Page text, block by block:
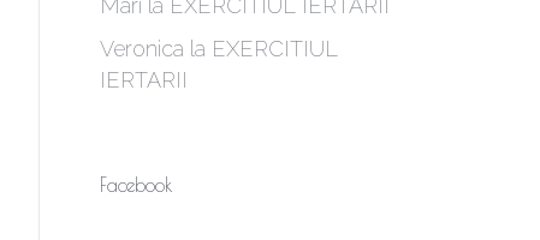
Mari la EXERCITIUL IERTARII
Veronica la EXERCITIUL
IERTARII
Facebook